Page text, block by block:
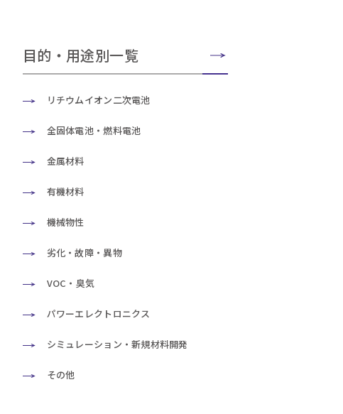
目的・用途別一覧
リチウムイオン二次電池
全固体電池・燃料電池
金属材料
有機材料
機械物性
劣化・故障・異物
VOC・臭気
パワーエレクトロニクス
シミュレーション・新規材料開発
その他